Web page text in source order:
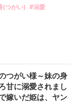
が、竜族の花嫁
2025年4月17日
りがとうござい
(つがい) #溺愛
つがい様～妹の身
甘に溺愛されまし
嫁いだ姫は、ヤン